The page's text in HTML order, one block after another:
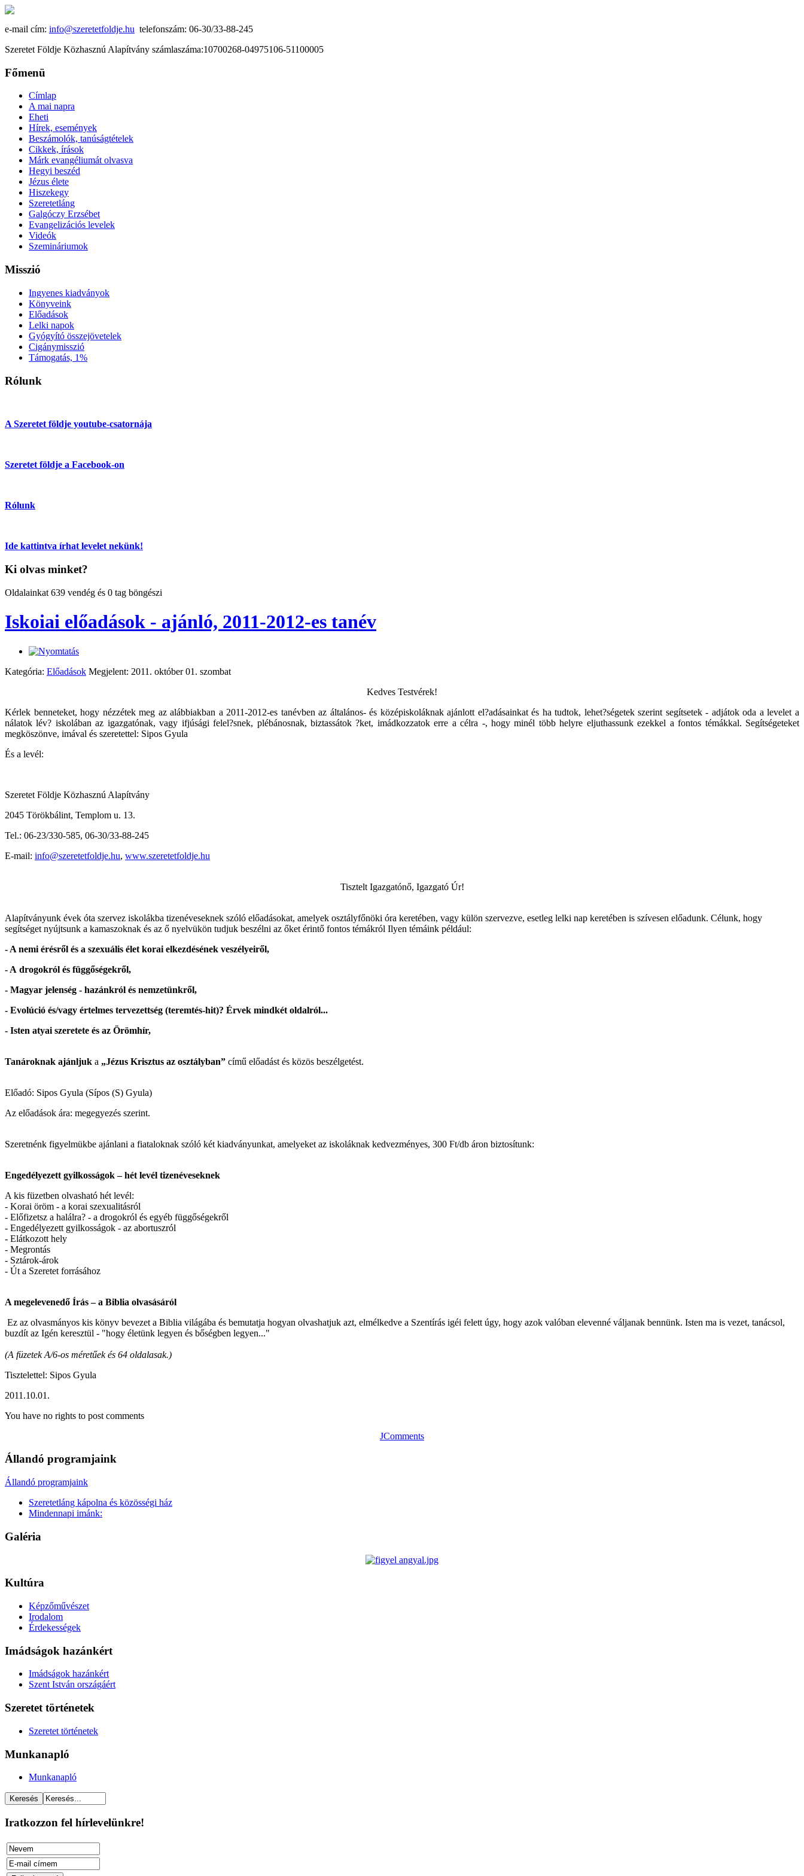
e-mail cím: info@szeretetfoldje.hu telefonszám: 06-30/33-88-245
Szeretet Földje Közhasznú Alapítvány számlaszáma:10700268-04975106-51100005
Főmenü
Címlap
A mai napra
Eheti
Hírek, események
Beszámolók, tanúságtételek
Cikkek, írások
Márk evangéliumát olvasva
Hegyi beszéd
Jézus élete
Hiszekegy
Szeretetláng
Galgóczy Erzsébet
Evangelizációs levelek
Videók
Szemináriumok
Misszió
Ingyenes kiadványok
Könyveink
Előadások
Lelki napok
Gyógyító összejövetelek
Cigánymisszió
Támogatás, 1%
Rólunk
A Szeretet földje youtube-csatornája
Szeretet földje a Facebook-on
Rólunk
Ide kattintva írhat levelet nekünk!
Ki olvas minket?
Oldalainkat 639 vendég és 0 tag böngészi
Iskoiai előadások - ajánló, 2011-2012-es tanév
Kategória: Előadások Megjelent: 2011. október 01. szombat
Kedves Testvérek!
Kérlek benneteket, hogy nézzétek meg az alábbiakban a 2011-2012-es tanévben az általános- és középiskoláknak ajánlott el?adásainkat és ha tudtok, lehet?ségetek szerint segítsetek - adjátok oda a levelet a
nálatok lév? iskolában az igazgatónak, vagy ifjúsági felel?snek, plébánosnak, biztassátok ?ket, imádkozzatok erre a célra -, hogy minél több helyre eljuthassunk ezekkel a fontos témákkal. Segítségeteket
megköszönve, imával és szeretettel: Sipos Gyula
És a levél:
Szeretet Földje Közhasznú Alapítvány
2045 Törökbálint, Templom u. 13.
Tel.: 06-23/330-585, 06-30/33-88-245
E-mail: info@szeretetfoldje.hu, www.szeretetfoldje.hu
Tisztelt Igazgatónő, Igazgató Úr!
Alapítványunk évek óta szervez iskolákba tizenéveseknek szóló előadásokat, amelyek osztályfőnöki óra keretében, vagy külön szervezve, esetleg lelki nap keretében is szívesen előadunk. Célunk, hogy
segítséget nyújtsunk a kamaszoknak és az ő nyelvükön tudjuk beszélni az őket érintő fontos témákról Ilyen témáink például:
- A nemi érésről és a szexuális élet korai elkezdésének veszélyeiről,
- A drogokról és függőségekről,
- Magyar jelenség - hazánkról és nemzetünkről,
- Evolúció és/vagy értelmes tervezettség (teremtés-hit)? Érvek mindkét oldalról...
- Isten atyai szeretete és az Örömhír,
Tanároknak ajánljuk a „Jézus Krisztus az osztályban” című előadást és közös beszélgetést.
Előadó: Sipos Gyula (Sípos (S) Gyula)
Az előadások ára: megegyezés szerint.
Szeretnénk figyelmükbe ajánlani a fiataloknak szóló két kiadványunkat, amelyeket az iskoláknak kedvezményes, 300 Ft/db áron biztosítunk:
Engedélyezett gyilkosságok – hét levél tizenéveseknek
A kis füzetben olvasható hét levél:
- Korai öröm - a korai szexualitásról
- Előfizetsz a halálra? - a drogokról és egyéb függőségekről
- Engedélyezett gyilkosságok - az abortuszról
- Elátkozott hely
- Megrontás
- Sztárok-árok
- Út a Szeretet forrásához
A megelevenedő Írás – a Biblia olvasásáról
Ez az olvasmányos kis könyv bevezet a Biblia világába és bemutatja hogyan olvashatjuk azt, elmélkedve a Szentírás igéi felett úgy, hogy azok valóban elevenné váljanak bennünk. Isten ma is vezet, tanácsol,
buzdít az Igén keresztül - "hogy életünk legyen és bőségben legyen..."
(A füzetek A/6-os méretűek és 64 oldalasak.)
Tisztelettel: Sipos Gyula
2011.10.01.
You have no rights to post comments
JComments
Állandó programjaink
Állandó programjaink
Szeretetláng kápolna és közösségi ház
Mindennapi imánk:
Galéria
Kultúra
Képzőművészet
Irodalom
Érdekességek
Imádságok hazánkért
Imádságok hazánkért
Szent István országáért
Szeretet történetek
Szeretet történetek
Munkanapló
Munkanapló
Iratkozzon fel hírlevelünkre!